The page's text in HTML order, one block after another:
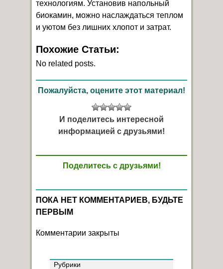
технологиям. Установив напольный
биокамин, можно наслаждаться теплом
и уютом без лишних хлопот и затрат.
Похожие Статьи:
No related posts.
Пожалуйста, оцените этот материал!
И поделитесь интересной
информацией с друзьями!
Поделитесь с друзьями!
ПОКА НЕТ КОММЕНТАРИЕВ, БУДЬТЕ
ПЕРВЫМ
Комментарии закрыты
Рубрики